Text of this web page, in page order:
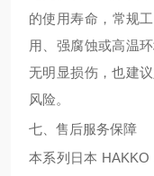
的使用寿命，常规
用、强腐蚀或高温
无明显损伤，也建
风险。
七、售后服务保障
本系列日本 HAKKO